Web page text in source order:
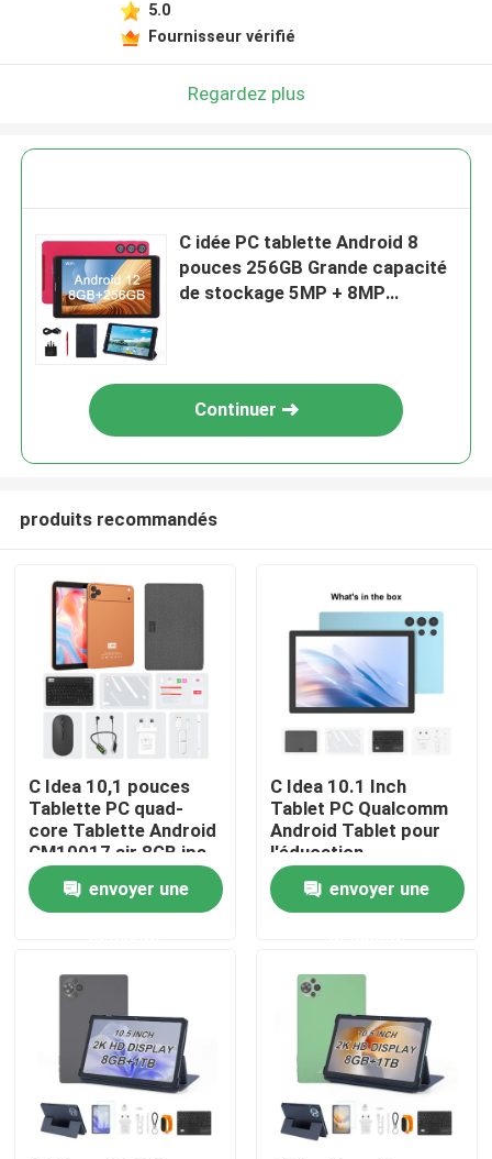
Aperçu
Produits
VR Show
A propos de nous
5.0
Fournisseur vérifié
Regardez plus
C idée PC tablette Android 8
pouces 256GB Grande capacité
de stockage 5MP + 8MP
Continuer
produits recommandés
C Idea 10,1 pouces
Tablette PC quad-
core Tablette Android
CM10017 air 8GB ips
avec emplacement
pour carte SIM
envoyer une
C Idea 10.1 Inch
Tablet PC Qualcomm
Android Tablet pour
l'éducation
CM9000ultra Bleu
envoyer une